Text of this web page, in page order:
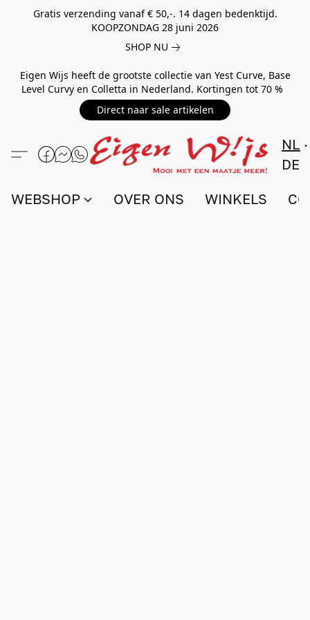
Gratis verzending vanaf € 50,-. 14 dagen bedenktijd.
KOOPZONDAG 28 juni 2026
SHOP NU
Eigen Wijs heeft de grootste collectie van Yest Curve, Base
Level Curvy en Colletta in Nederland. Kortingen tot 70 %
Direct naar sale artikelen
NL
DE
WEBSHOP OVER ONS WINKELS